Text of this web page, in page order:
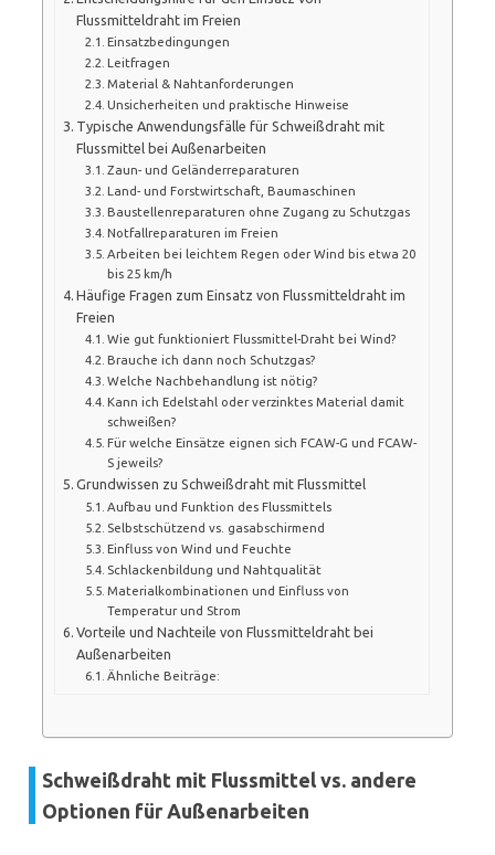
Flussmitteldraht im Freien
Einsatzbedingungen
Leitfragen
Material & Nahtanforderungen
Unsicherheiten und praktische Hinweise
Typische Anwendungsfälle für Schweißdraht mit
Flussmittel bei Außenarbeiten
Zaun- und Geländerreparaturen
Land- und Forstwirtschaft, Baumaschinen
Baustellenreparaturen ohne Zugang zu Schutzgas
Notfallreparaturen im Freien
Arbeiten bei leichtem Regen oder Wind bis etwa 20
bis 25 km/h
Häufige Fragen zum Einsatz von Flussmitteldraht im
Freien
Wie gut funktioniert Flussmittel-Draht bei Wind?
Brauche ich dann noch Schutzgas?
Welche Nachbehandlung ist nötig?
Kann ich Edelstahl oder verzinktes Material damit
schweißen?
Für welche Einsätze eignen sich FCAW-G und FCAW-
S jeweils?
Grundwissen zu Schweißdraht mit Flussmittel
Aufbau und Funktion des Flussmittels
Selbstschützend vs. gasabschirmend
Einfluss von Wind und Feuchte
Schlackenbildung und Nahtqualität
Materialkombinationen und Einfluss von
Temperatur und Strom
Vorteile und Nachteile von Flussmitteldraht bei
Außenarbeiten
Ähnliche Beiträge:
Schweißdraht mit Flussmittel vs. andere
Optionen für Außenarbeiten